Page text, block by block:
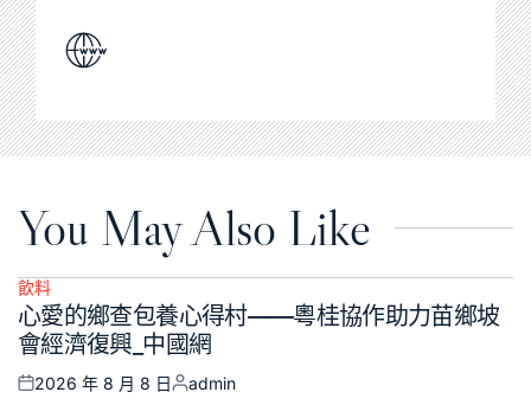
You May Also Like
Posted
in
飲料
心愛的鄉查包養心得村——粵桂協作助力苗鄉坡
會經濟復興_中國網
Posted
2026 年 8 月 8 日
Posted
admin